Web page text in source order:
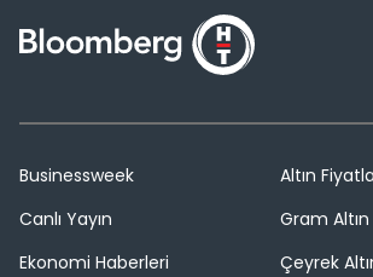
Businessweek
Canlı Yayın
Ekonomi Haberleri
Altın
Gram Altın
Çeyrek